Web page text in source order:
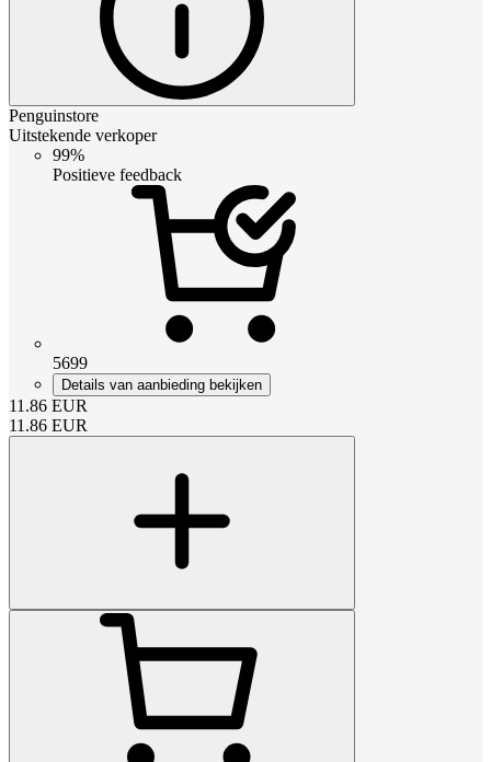
Penguinstore
Uitstekende verkoper
99%
Positieve feedback
5699
Details van aanbieding bekijken
11.86 EUR
11.86 EUR